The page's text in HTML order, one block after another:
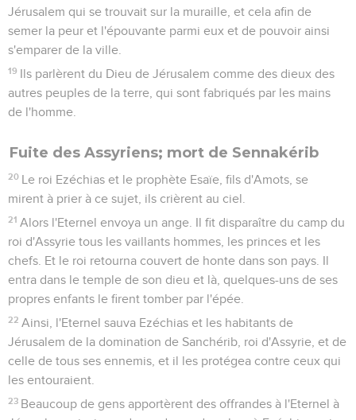
Jérusalem qui se trouvait sur la muraille, et cela afin de
semer la peur et l'épouvante parmi eux et de pouvoir ainsi
s'emparer de la ville.
19 Ils parlèrent du Dieu de Jérusalem comme des dieux des
autres peuples de la terre, qui sont fabriqués par les mains
de l'homme.
Fuite des Assyriens; mort de Sennakérib
20 Le roi Ezéchias et le prophète Esaïe, fils d'Amots, se
mirent à prier à ce sujet, ils crièrent au ciel.
21 Alors l'Eternel envoya un ange. Il fit disparaître du camp du
roi d'Assyrie tous les vaillants hommes, les princes et les
chefs. Et le roi retourna couvert de honte dans son pays. Il
entra dans le temple de son dieu et là, quelques-uns de ses
propres enfants le firent tomber par l'épée.
22 Ainsi, l'Eternel sauva Ezéchias et les habitants de
Jérusalem de la domination de Sanchérib, roi d'Assyrie, et de
celle de tous ses ennemis, et il les protégea contre ceux qui
les entouraient.
23 Beaucoup de gens apportèrent des offrandes à l'Eternel à